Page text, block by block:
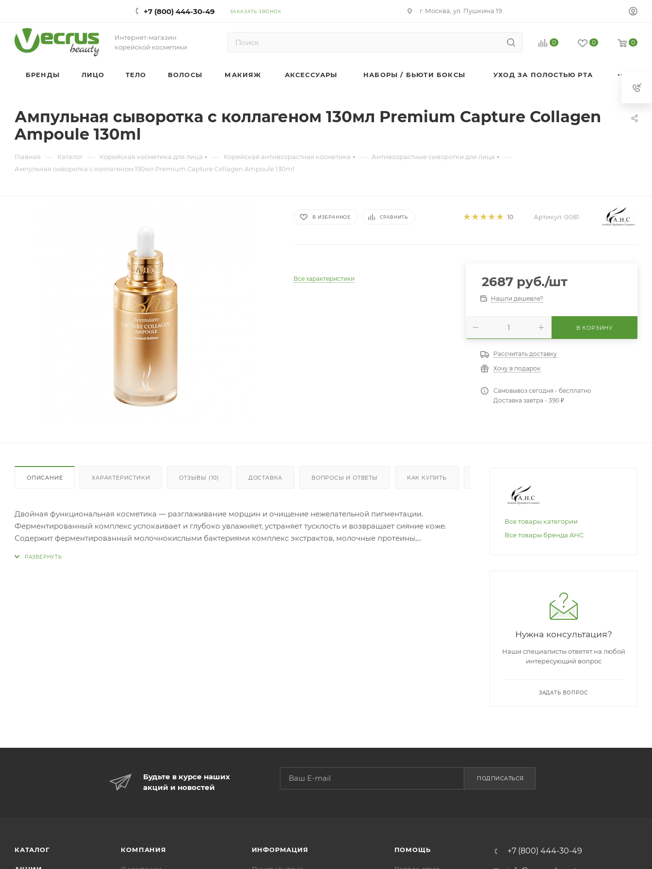
+7 (800) 444-30-49 ЗАКАЗАТЬ ЗВОНОК г. Москва, ул. Пушкина 19
Интернет-магазин
корейской косметики
0 0 0
БРЕНДЫ ЛИЦО ТЕЛО ВОЛОСЫ МАКИЯЖ АКСЕССУАРЫ НАБОРЫ / БЬЮТИ БОКСЫ УХОД ЗА ПОЛОСТЬЮ РТА
Ампульная сыворотка с коллагеном 130мл Premium Capture Collagen
Ampoule 130ml
Главная — Каталог — Корейская косметика для лица — Корейская антивозрастная косметика — Антивозрастные сыворотки для лица —
Ампульная сыворотка с коллагеном 130мл Premium Capture Collagen Ampoule 130ml
В ИЗБРАННОЕ СРАВНИТЬ 10 Артикул: 0081
Все характеристики 2687руб./шт
Нашли дешевле?
В КОРЗИНУ
Рассчитать доставку
Хочу в подарок
Самовывоз сегодня - бесплатно
Доставка завтра - 390 ₽
ОПИСАНИЕ ХАРАКТЕРИСТИКИ ОТЗЫВЫ (10) ДОСТАВКА ВОПРОСЫ И ОТВЕТЫ КАК КУПИТЬ
Двойная функциональная косметика — разглаживание морщин и очищение нежелательной пигментации.
Ферментированный комплекс успокаивает и глубоко увлажняет, устраняет тусклость и возвращает сияние коже.
Содержит ферментированный молочнокислыми бактериями комплекс экстрактов, молочные протеины,
Все товары категории
Все товары бренда AHC
Нужна консультация?
Наши специалисты ответят на любой
интересующий вопрос
ЗАДАТЬ ВОПРОС
Будьте в курсе наших
акций и новостей
ПОДПИСАТЬСЯ
КАТАЛОГ КОМПАНИЯ ИНФОРМАЦИЯ ПОМОЩЬ +7 (800) 444-30-49